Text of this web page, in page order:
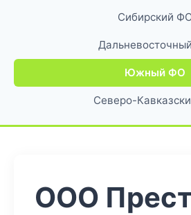
Сибирский
Южный ФО
Северо-
ООО